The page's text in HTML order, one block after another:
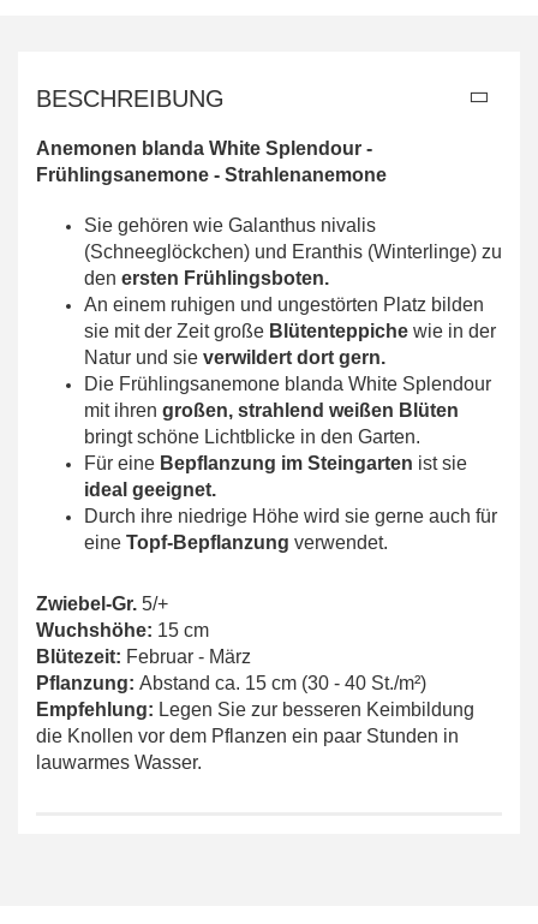
BESCHREIBUNG
Anemonen blanda White Splendour -
Frühlingsanemone - Strahlenanemone
Sie gehören wie Galanthus nivalis
(Schneeglöckchen) und Eranthis (Winterlinge) zu
den ersten Frühlingsboten.
An einem ruhigen und ungestörten Platz bilden
sie mit der Zeit große Blütenteppiche wie in der
Natur und sie verwildert dort gern.
Die Frühlingsanemone blanda White Splendour
mit ihren großen, strahlend weißen Blüten
bringt schöne Lichtblicke in den Garten.
Für eine Bepflanzung im Steingarten ist sie
ideal geeignet.
Durch ihre niedrige Höhe wird sie gerne auch für
eine Topf-Bepflanzung verwendet.
Zwiebel-Gr. 5/+
Wuchshöhe: 15 cm
Blütezeit: Februar - März
Pflanzung: Abstand ca. 15 cm (30 - 40 St./m²)
Empfehlung: Legen Sie zur besseren Keimbildung
die Knollen vor dem Pflanzen ein paar Stunden in
lauwarmes Wasser.